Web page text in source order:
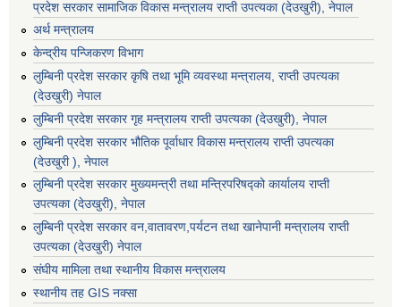
प्रदेश सरकार सामाजिक विकास मन्‍‍त्रालय राप्ती उपत्यका (देउखुरी), नेपाल
अर्थ मन्त्रालय
केन्द्रीय पन्जिकरण विभाग
लुम्बिनी प्रदेश सरकार कृषि तथा भूमि व्यवस्था मन्त्रालय, राप्ती उपत्यका
(देउखुरी) नेपाल
लुम्बिनी प्रदेश सरकार गृह मन्त्रालय राप्ती उपत्यका (देउखुरी), नेपाल
लुम्बिनी प्रदेश सरकार भौतिक पूर्वाधार विकास मन्त्रालय राप्ती उपत्यका
(देउखुरी ), नेपाल
लुम्बिनी प्रदेश सरकार मुख्यमन्त्री तथा मन्त्रिपरिषद्को कार्यालय राप्ती
उपत्यका (देउखुरी), नेपाल
लुम्बिनी प्रदेश सरकार वन,वातावरण,पर्यटन तथा खानेपानी मन्त्रालय राप्ती
उपत्यका (देउखुरी) नेपाल
संघीय मामिला तथा स्थानीय विकास मन्त्रालय
स्थानीय तह GIS नक्सा